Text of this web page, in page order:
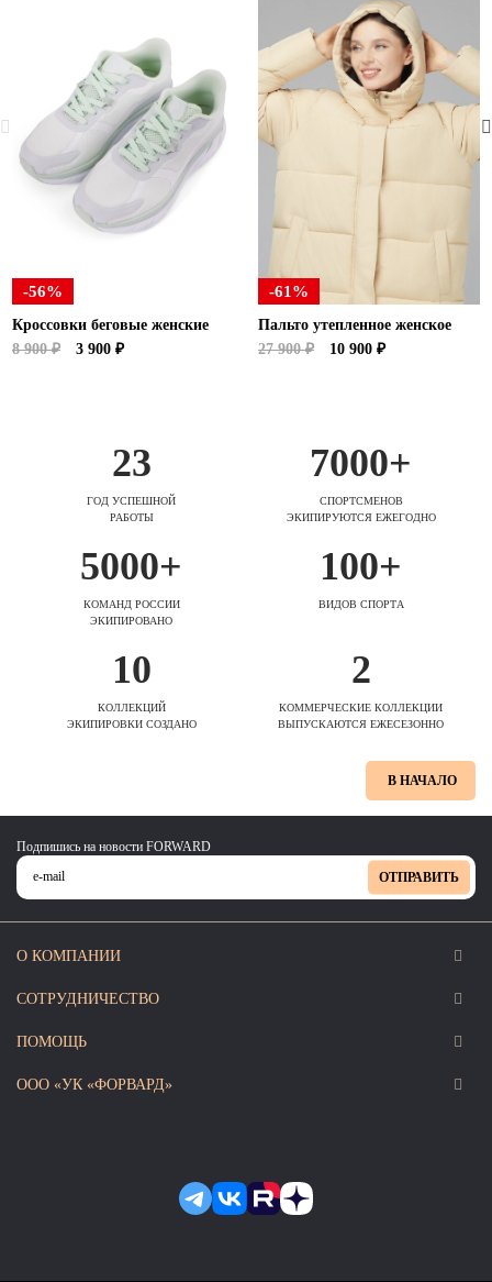
-56%
Кроссовки беговые женские
8 900 ₽
3 900 ₽
-61%
Пальто утепленное женское
27 900 ₽
10 900 ₽
23
ГОД УСПЕШНОЙ
РАБОТЫ
7000+
СПОРТСМЕНОВ
ЭКИПИРУЮТСЯ ЕЖЕГОДНО
5000+
КОМАНД РОССИИ
ЭКИПИРОВАНО
100+
ВИДОВ СПОРТА
10
КОЛЛЕКЦИЙ
ЭКИПИРОВКИ СОЗДАНО
2
КОММЕРЧЕСКИЕ КОЛЛЕКЦИИ
ВЫПУСКАЮТСЯ ЕЖЕСЕЗОННО
В НАЧАЛО
Подпишись на новости FORWARD
ОТПРАВИТЬ
О КОМПАНИИ
СОТРУДНИЧЕСТВО
ПОМОЩЬ
ООО «УК «ФОРВАРД»